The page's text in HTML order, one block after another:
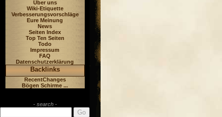
Über uns
Wiki-Etiquette
Verbesserungsvorschläge
Eure Meinung
News
Seiten Index
Top Ten Seiten
Todo
Impressum
FAQ
Datenschutzerklärung
Backlinks
RecentChanges
Bögen Schirme ...
- search -